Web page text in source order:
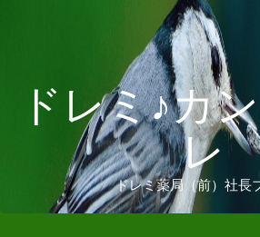
ドレミ♪カ
レ
ドレミ薬局（前）社長